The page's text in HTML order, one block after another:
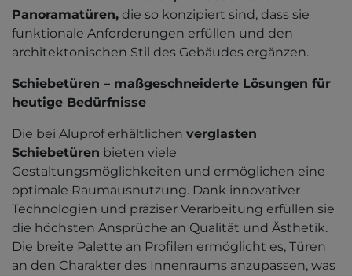
Panoramatüren, die so konzipiert sind, dass sie
funktionale Anforderungen erfüllen und den
architektonischen Stil des Gebäudes ergänzen.
Schiebetüren – maßgeschneiderte Lösungen für
heutige Bedürfnisse
Die bei Aluprof erhältlichen verglasten
Schiebetüren bieten viele
Gestaltungsmöglichkeiten und ermöglichen eine
optimale Raumausnutzung. Dank innovativer
Technologien und präziser Verarbeitung erfüllen sie
die höchsten Ansprüche an Qualität und Ästhetik.
Die breite Palette an Profilen ermöglicht es, Türen
an den Charakter des Innenraums anzupassen, was